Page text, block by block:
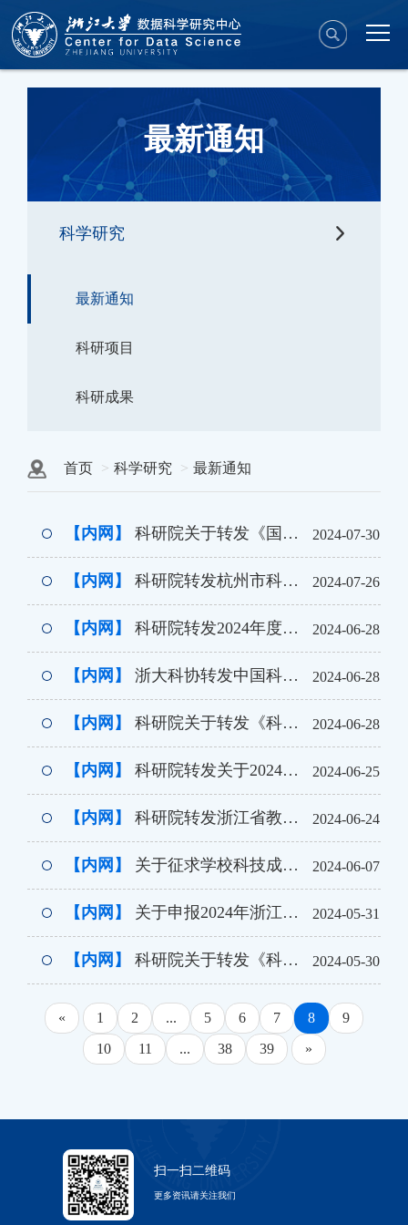
最新通知
科学研究
最新通知
科研项目
科研成果
首页 科学研究 最新通知
2024-07-30
【内网】 科研院关于转发《国家自然科学基金委员会关于发布国家重点研发计划“引力波探测”等重点专项2024 年度项目申报指南的通知》
2024-07-26
【内网】 科研院转发杭州市科学技术局关于组织申报2024年度杭州市自然科学基金项目的通知
2024-06-28
【内网】 科研院转发2024年度国家自然科学基金委员会与法国国家科学研究中心合作交流项目指南
2024-06-28
【内网】 浙大科协转发中国科协关于开展2024年度科普标准化项目申报的通知
2024-06-28
【内网】 科研院关于转发《科技部关于发布国家重点研发计划“政府间国际科技创新合作”重点专项2024年度中新科技创新合作旗舰项目申报指南的通知》
2024-06-25
【内网】 科研院转发关于2024年度浙江大学龙泉创新中心“揭榜挂帅”榜单发布暨科技项目申报的通知
2024-06-24
【内网】 科研院转发浙江省教育厅办公室关于2024年省教育厅一般科研项目立项和结题的通知
2024-06-07
【内网】 关于征求学校科技成果转化工作相关意见的通知
2024-05-31
【内网】 关于申报2024年浙江大学科研成果转化工作研究课题的通知
2024-05-30
【内网】 科研院关于转发《科技部关于发布国家重点研发计划“政府间国际科技创新合作”重点专项2024年度第三批项目申报指南的通知》
« 1 2 ... 5 6 7 8
9
10
11 ... 38 39 »
扫一扫二维码
更多资讯请关注我们